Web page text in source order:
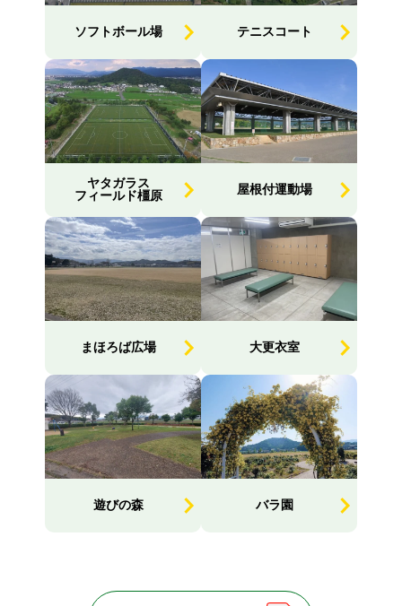
ソフトボール場 テニスコート
ヤタガラス
フィールド橿原 屋根付運動場
まほろば広場 大更衣室
遊びの森 バラ園